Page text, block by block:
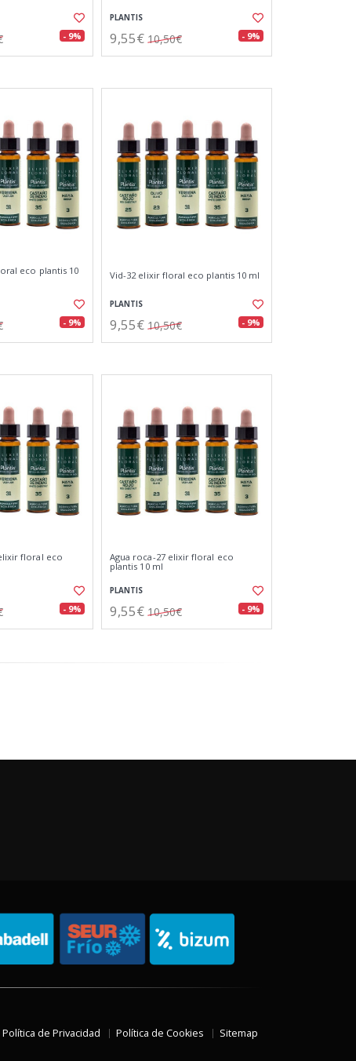
- 9%
PLANTIS
9,55€ 10,50€ - 9%
eco plantis 10
- 9%
Vid-32 elixir floral eco plantis 10 ml
PLANTIS
9,55€ 10,50€ - 9%
floral eco
- 9%
Agua roca-27 elixir floral eco
plantis 10 ml
PLANTIS
9,55€ 10,50€ - 9%
Política de Privacidad Política de Cookies Sitemap